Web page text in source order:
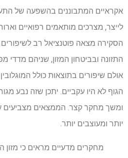
לייצר, מצרכים מותאמים רפואיים
הסקירה מצאה פוטנציאל רב
התזונה ובביטחון המזון, שניהם מדדי
הגוף לא היו עקביים. יתכן שזה נבע
ומשך מחקר קצר. הממצאים מצביעים
יותר ומעוצבים יותר.
מחקרים מדעיים מראים כי מזון